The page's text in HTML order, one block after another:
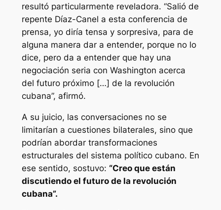
resultó particularmente reveladora. “Salió de
repente Díaz-Canel a esta conferencia de
prensa, yo diría tensa y sorpresiva, para de
alguna manera dar a entender, porque no lo
dice, pero da a entender que hay una
negociación seria con Washington acerca
del futuro próximo […] de la revolución
cubana”, afirmó.
A su juicio, las conversaciones no se
limitarían a cuestiones bilaterales, sino que
podrían abordar transformaciones
estructurales del sistema político cubano. En
ese sentido, sostuvo: “Creo que están
discutiendo el futuro de la revolución
cubana”.